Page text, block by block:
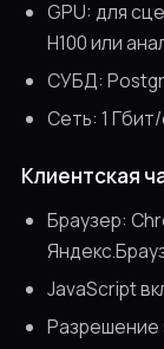
GPU: для
H100 или
СУБД:
Сеть: 1
Клиентская
Браузер:
JavaScript
Разрешение